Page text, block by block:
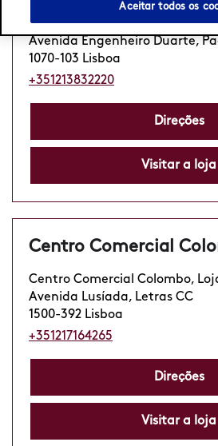
Amoreiras Shopping Center,
Avenida Engenheiro Duarte,
1070-103 Lisboa
+351213832220
Direções
Visitar a loja
Centro Comercial
Centro Comercial Colombo,
Avenida Lusíada, Letras CC
1500-392 Lisboa
+351217164265
Direções
Visitar a loja
Aceitar todos os